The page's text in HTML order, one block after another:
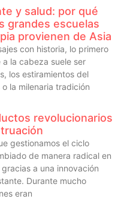
y salud: por qué
grandes escuelas
provienen de Asia
con historia, lo primero
a la cabeza suele ser
los estiramientos del
la milenaria tradición
revolucionarios
gestionamos el ciclo
de manera radical en
a una innovación
Durante mucho
eran